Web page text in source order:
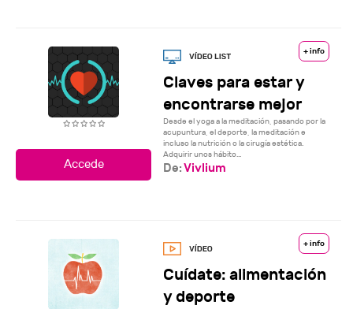
+ info
Claves para estar y
encontrarse mejor
Desde el yoga a la meditación, pasando por la
acupuntura, el deporte, la meditación e
incluso la nutrición o la cirugía estética.
Adquirir unos hábito...
De:Vivlium
+ info
Cuídate: alimentación
y deporte